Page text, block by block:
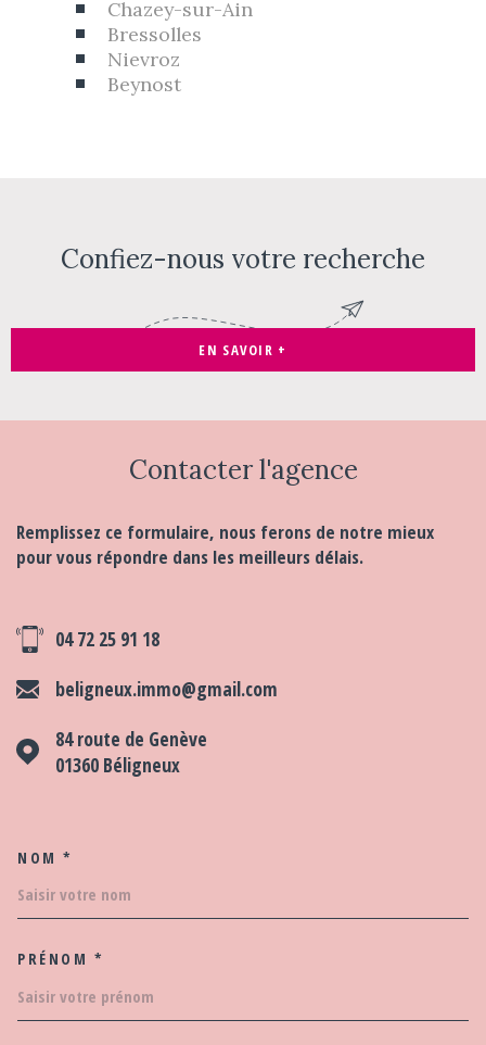
Chazey-sur-Ain
Bressolles
Nievroz
Beynost
Confiez-nous votre recherche
EN SAVOIR +
Contacterl'agence
Remplissez ce formulaire, nous ferons de notre mieux
pour vous répondre dans les meilleurs délais.
04 72 25 91 18
beligneux.immo@gmail.com
84 route de Genève
01360 Béligneux
NOM *
PRÉNOM *